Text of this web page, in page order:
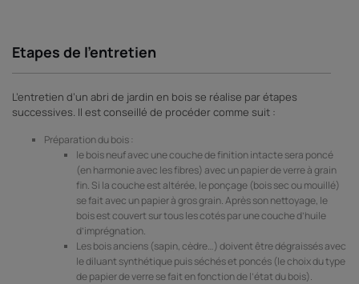
Etapes de l’entretien
L’entretien d’un abri de jardin en bois se réalise par étapes
successives. Il est conseillé de procéder comme suit :
Préparation du bois :
le bois neuf avec une couche de finition intacte sera poncé
(en harmonie avec les fibres) avec un papier de verre à grain
fin. Si la couche est altérée, le ponçage (bois sec ou mouillé)
se fait avec un papier à gros grain. Après son nettoyage, le
bois est couvert sur tous les cotés par une couche d’huile
d’imprégnation.
Les bois anciens (sapin, cèdre…) doivent être dégraissés avec
le diluant synthétique puis séchés et poncés (le choix du type
de papier de verre se fait en fonction de l’état du bois).